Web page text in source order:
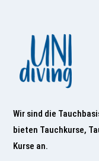
Wir sind die
bieten Tauchkurse,
Kurse an.